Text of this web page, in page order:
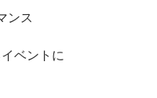
ンス
ベントに